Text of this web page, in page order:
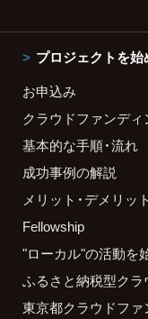
プロジェクトを始
お申込み
クラウドファンディ
基本的な手順・流れ
成功事例の解説
メリット・デメリット
Fellowship
"ローカル"の活動を
ふるさと納税型ク
東京都クラウドフ